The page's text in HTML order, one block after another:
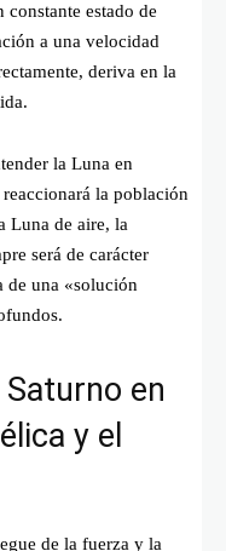
estado de
a una velocidad
deriva en la
la Luna en
la población
Luna de aire, la
será de carácter
de una «solución
en
y el
de la fuerza y la